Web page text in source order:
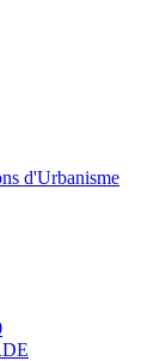
d'Urbanisme